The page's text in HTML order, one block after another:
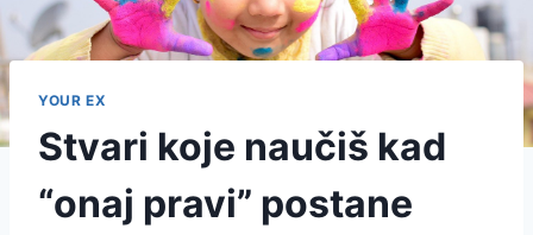
YOUR EX
Stvari koje naučiš kad
“onaj pravi” postane